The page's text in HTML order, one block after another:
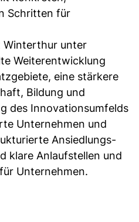
Schritten für
Winterthur unter
Weiterentwicklung
eine stärkere
Bildung und
des Innovationsumfelds
Unternehmen und
Ansiedlungs-
klare Anlaufstellen und
Unternehmen.